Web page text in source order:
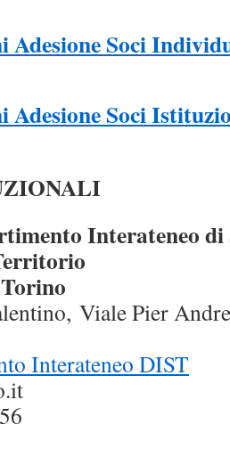
Adesione Soci
Adesione Soci
Interateneo di
Viale Pier
Interateneo DIST